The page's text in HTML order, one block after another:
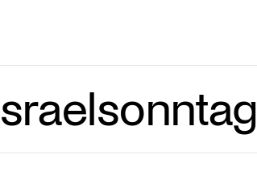
ausblenden